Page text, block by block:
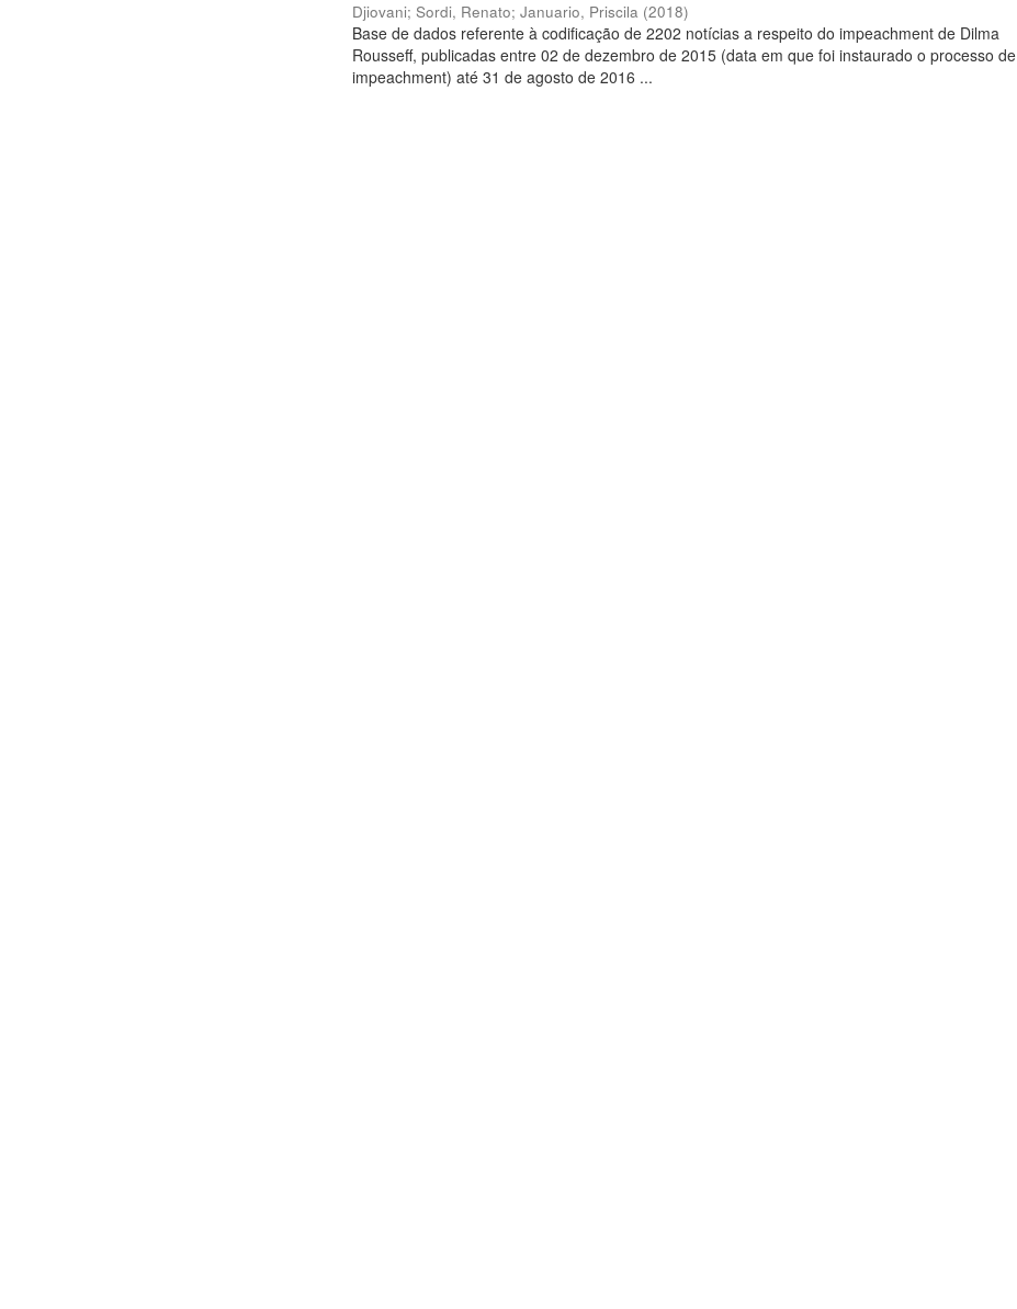
Djiovani;Sordi, Renato;Januario, Priscila (2018)
Base de dados referente à codificação de 2202 notícias a respeito do impeachment de Dilma
Rousseff, publicadas entre 02 de dezembro de 2015 (data em que foi instaurado o processo de
impeachment) até 31 de agosto de 2016 ...